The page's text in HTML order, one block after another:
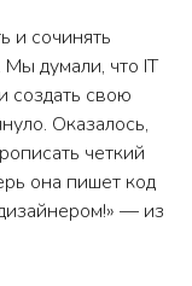
и сочинять
Мы думали, что IT
создать свою
Оказалось,
четкий
она пишет код
— из